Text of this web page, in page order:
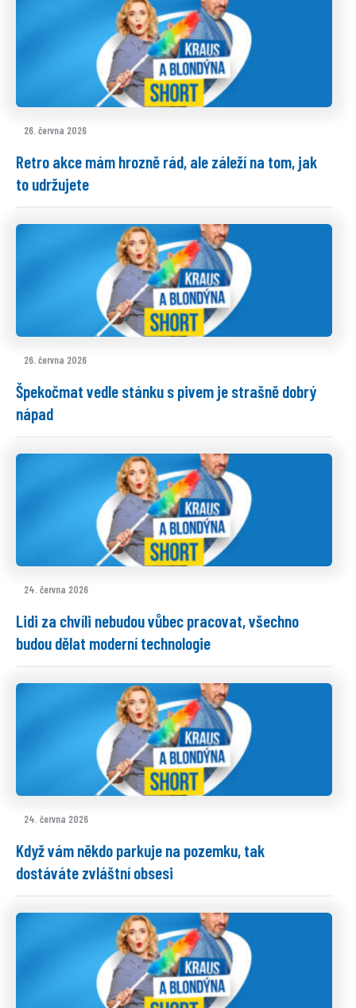
26. června 2026
Retro akce mám hrozně rád, ale záleží na tom, jak
to udržujete
26. června 2026
Špekočmat vedle stánku s pivem je strašně dobrý
nápad
24. června 2026
Lidi za chvíli nebudou vůbec pracovat, všechno
budou dělat moderní technologie
24. června 2026
Když vám někdo parkuje na pozemku, tak
dostáváte zvláštní obsesi